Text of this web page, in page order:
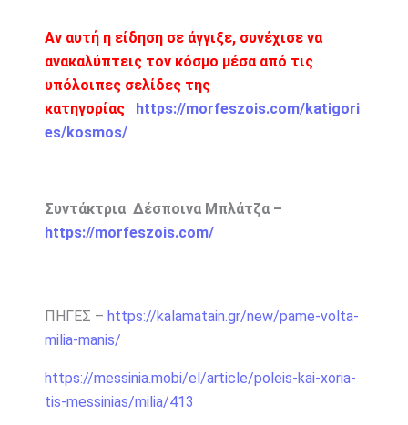
Αν αυτή η είδηση σε άγγιξε, συνέχισε να
ανακαλύπτεις τον κόσμο μέσα από τις
υπόλοιπες σελίδες της
κατηγορίας
https://morfeszois.com/katigori
es/kosmos/
Συντάκτρια Δέσποινα Μπλάτζα –
https://morfeszois.com/
ΠΗΓΕΣ – https://kalamatain.gr/new/pame-volta-
milia-manis/
https://messinia.mobi/el/article/poleis-kai-xoria-
tis-messinias/milia/413